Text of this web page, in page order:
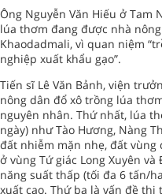
Ông Nguyễn Văn Hiếu ở Tam
lúa thơm đang được nhà
Khaodadmali, vì quan niệm
nghiệp xuất khẩu gạo”.
Tiến sĩ Lê Văn Bảnh, viện
nông dân đổ xô trồng lúa
nguyên nhân. Thứ nhất, lúa
ngày) như Tào Hương, Nàng
đất nhiễm mặn nhẹ, đất
ở vùng Tứ giác Long Xuyên
năng suất thấp (tối đa 6 tấn/
xuất cao. Thứ ba là vấn đề